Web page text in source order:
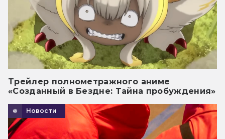
Трейлер полнометражного аниме
«Созданный в Бездне: Тайна пробуждения»
Новости